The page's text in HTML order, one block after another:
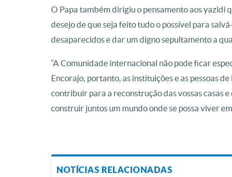
O Papa também dirigiu o pensamento aos yazidi
desejo de que seja feito tudo o possível para
desaparecidos e dar um digno sepultamento a
“A Comunidade internacional não pode ficar
Encorajo, portanto, as instituições e as pessoas
contribuir para a reconstrução das vossas casas
construir juntos um mundo onde se possa viver
NOTÍCIAS RELACIONADAS